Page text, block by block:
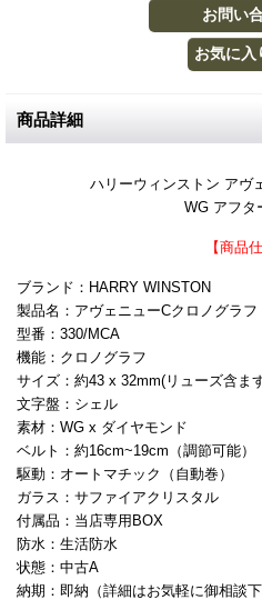
商品詳細
ハリーウィンストン アヴ
WG アフタ
【商品
ブランド：HARRY WINSTON
製品名：アヴェニューCクロノグラフ
型番：330/MCA
機能：クロノグラフ
サイズ：約43 x 32mm(リューズ含ま
文字盤：シェル
素材：WG x ダイヤモンド
ベルト：約16cm~19cm（調節可能）
駆動：オートマチック（自動巻）
ガラス：サファイアクリスタル
付属品：当店専用BOX
防水：生活防水
状態：中古A
納期：即納（詳細はお気軽に御相談下